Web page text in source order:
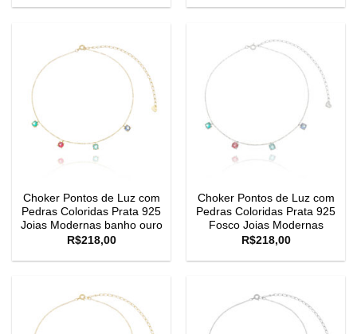
Choker Pontos de Luz com
Pedras Coloridas Prata 925
Joias Modernas banho ouro
R$218,00
Choker Pontos de Luz com
Pedras Coloridas Prata 925
Fosco Joias Modernas
R$218,00